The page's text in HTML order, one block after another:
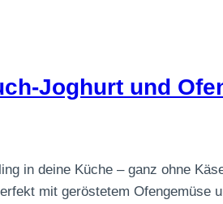
Joghurt und
in deine Küche – ganz ohne
mit geröstetem Ofengemüse